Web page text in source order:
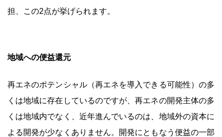
担、この2点が挙げられます。
地域への便益還元
再エネのポテンシャル（再エネを導入できる可能性）の多
くは地域に存在しているのですが、再エネの開発主体の多
くは地域内でなく、近年進んでいるのは、地域外の資本に
よる開発が少なくありません。開発にともなう便益の一部